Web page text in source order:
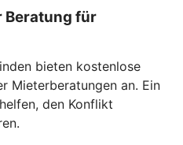
Beratung für
bieten kostenlose
Mieterberatungen an. Ein
den Konflikt